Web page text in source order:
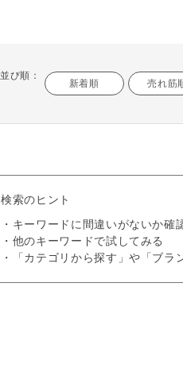
並び順：
新着順 売れ筋
検索のヒント
・キーワードに間違いがないか確
・他のキーワードで試してみる
・「カテゴリから探す」や「ブラ